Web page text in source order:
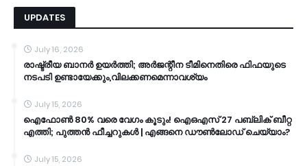
UPDATES
July 16, 2026
രാഷ്ട്രീയ ബാനർ ഉയർത്തി; അർജന്റീന ടീമിനെതിരെ ഫിഫയുടെ
നടപടി ഉണ്ടായേക്കും,വിലക്കണമെന്നാവശ്യം
July 15, 2026
ഐഫോൺ 80% വരെ വേഗം കൂടും! ഐഒഎസ് 27 പബ്ലിക് ബീറ്റ
എത്തി; പുത്തൻ ഫീച്ചറുകൾ | എങ്ങനെ ഡൗൺലോഡ് ചെയ്യാം?
July 15, 2026